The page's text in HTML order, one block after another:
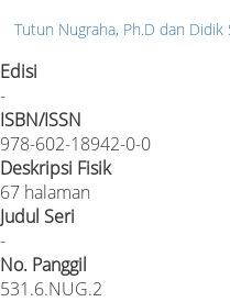
Tutun Nugraha, Ph.D dan Didik
Edisi
-
ISBN/ISSN
978-602-18942-0-0
Deskripsi Fisik
67 halaman
Judul Seri
-
No. Panggil
531.6.NUG.2